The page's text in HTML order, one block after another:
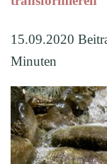
15.09.2020
Minuten